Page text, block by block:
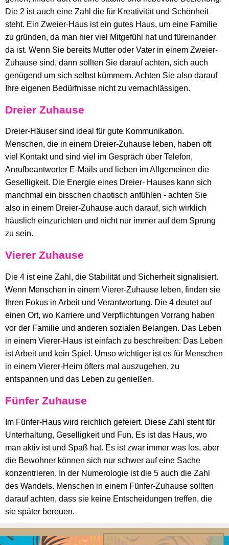
Die 2 ist auch eine Zahl die für Kreativität und Schönheit
steht. Ein Zweier-Haus ist ein gutes Haus, um eine Familie
zu gründen, da man hier viel Mitgefühl hat und füreinander
da ist. Wenn Sie bereits Mutter oder Vater in einem Zweier-
Zuhause sind, dann sollten Sie darauf achten, sich auch
genügend um sich selbst kümmern. Achten Sie also darauf
Ihre eigenen Bedürfnisse nicht zu vernachlässigen.
Dreier Zuhause
Dreier-Häuser sind ideal für gute Kommunikation.
Menschen, die in einem Dreier-Zuhause leben, haben oft
viel Kontakt und sind viel im Gespräch über Telefon,
Anrufbeantworter E-Mails und lieben im Allgemeinen die
Geselligkeit. Die Energie eines Dreier- Hauses kann sich
manchmal ein bisschen chaotisch anfühlen - achten Sie
also in einem Dreier-Zuhause auch darauf, sich wirklich
häuslich einzurichten und nicht nur immer auf dem Sprung
zu sein.
Vierer Zuhause
Die 4 ist eine Zahl, die Stabilität und Sicherheit signalisiert.
Wenn Menschen in einem Vierer-Zuhause leben, finden sie
Ihren Fokus in Arbeit und Verantwortung. Die 4 deutet auf
einen Ort, wo Karriere und Verpflichtungen Vorrang haben
vor der Familie und anderen sozialen Belangen. Das Leben
in einem Vierer-Haus ist einfach zu beschreiben: Das Leben
ist Arbeit und kein Spiel. Umso wichtiger ist es für Menschen
in einem Vierer-Heim öfters mal auszugehen, zu
entspannen und das Leben zu genießen.
Fünfer Zuhause
Im Fünfer-Haus wird reichlich gefeiert. Diese Zahl steht für
Unterhaltung, Geselligkeit und Fun. Es ist das Haus, wo
man aktiv ist und Spaß hat. Es ist zwar immer was los, aber
die Bewohner können sich nur schwer auf eine Sache
konzentrieren. In der Numerologie ist die 5 auch die Zahl
des Wandels. Menschen in einem Fünfer-Zuhause sollten
darauf achten, dass sie keine Entscheidungen treffen, die
sie später bereuen.